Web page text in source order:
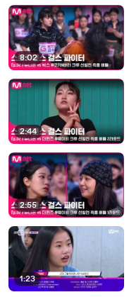
8:02
2:44
2:55
1:23